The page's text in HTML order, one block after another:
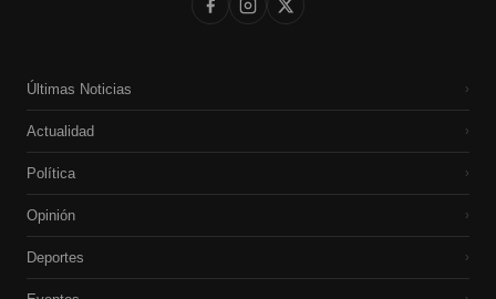
Últimas Noticias ›
Actualidad ›
Política ›
Opinión ›
Deportes ›